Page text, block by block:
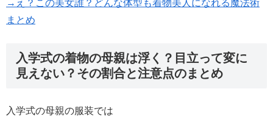
→え？この美女誰？どんな体型も着物美人になれる魔法術
まとめ
入学式の着物の母親は浮く？目立って変に
見えない？その割合と注意点のまとめ
入学式の母親の服装では